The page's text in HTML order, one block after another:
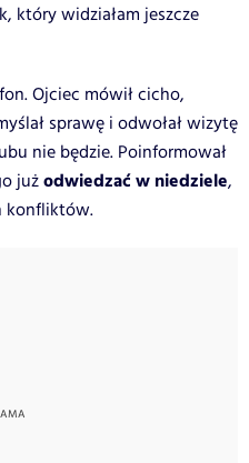
który widziałam jeszcze
Ojciec mówił cicho,
sprawę i odwołał wizytę
nie będzie. Poinformował
jużodwiedzać w niedziele,
konfliktów.